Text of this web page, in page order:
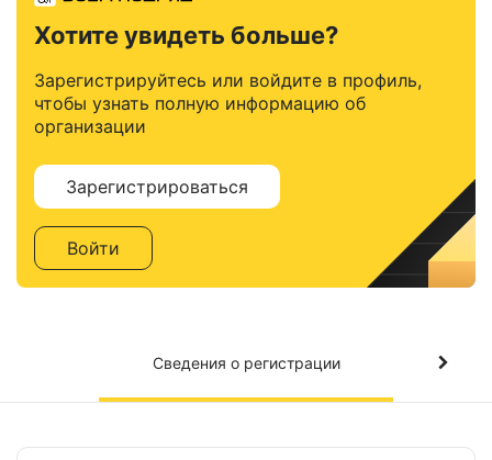
Хотите увидеть больше?
Зарегистрируйтесь или войдите в профиль,
чтобы узнать полную информацию об
организации
Зарегистрироваться
Войти
Сведения о регистрации